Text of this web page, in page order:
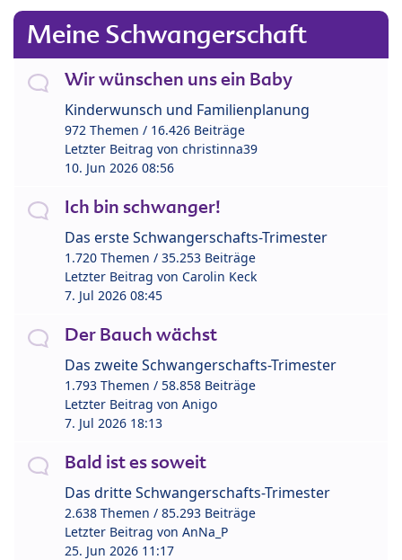
Meine Schwangerschaft
Wir wünschen uns ein Baby
Kinderwunsch und Familienplanung
972 Themen / 16.426 Beiträge
Letzter Beitrag von christinna39
10. Jun 2026 08:56
Ich bin schwanger!
Das erste Schwangerschafts-Trimester
1.720 Themen / 35.253 Beiträge
Letzter Beitrag von Carolin Keck
7. Jul 2026 08:45
Der Bauch wächst
Das zweite Schwangerschafts-Trimester
1.793 Themen / 58.858 Beiträge
Letzter Beitrag von Anigo
7. Jul 2026 18:13
Bald ist es soweit
Das dritte Schwangerschafts-Trimester
2.638 Themen / 85.293 Beiträge
Letzter Beitrag von AnNa_P
25. Jun 2026 11:17